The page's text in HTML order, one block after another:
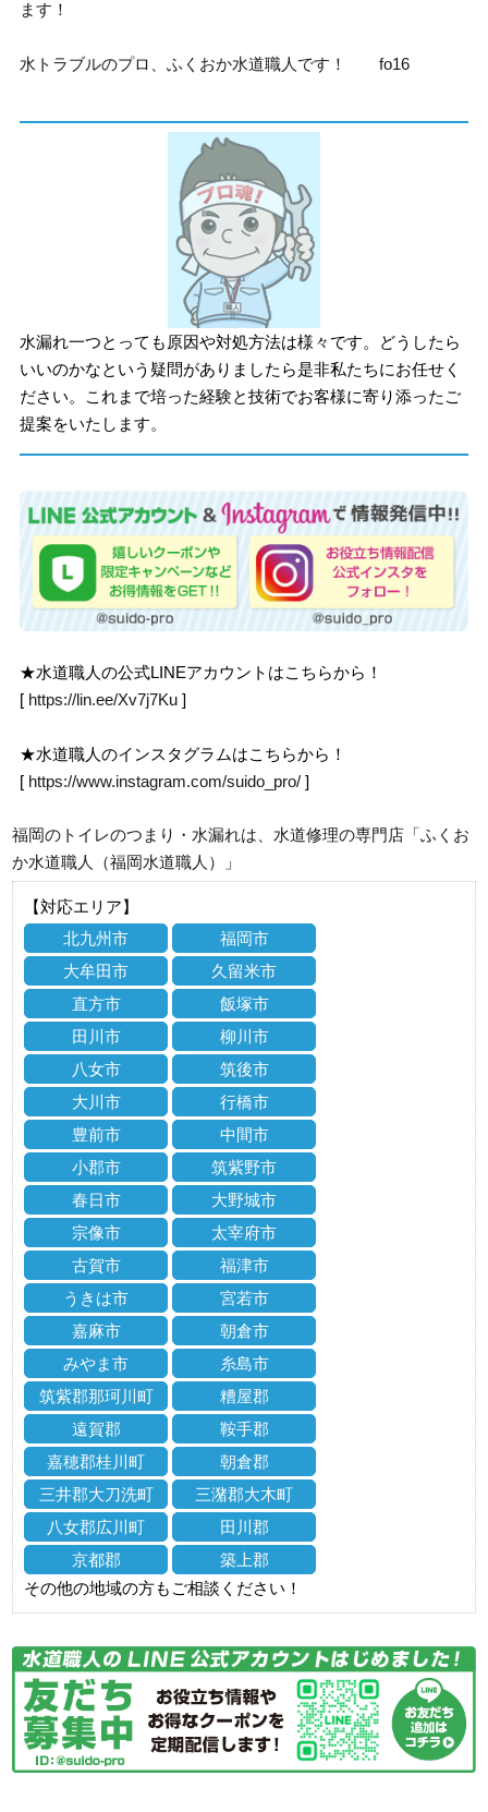
ます！
水トラブルのプロ、ふくおか水道職人です！ fo16
水漏れ一つとっても原因や対処方法は様々です。どうしたら
いいのかなという疑問がありましたら是非私たちにお任せく
ださい。これまで培った経験と技術でお客様に寄り添ったご
提案をいたします。
★水道職人の公式LINEアカウントはこちらから！
[ https://lin.ee/Xv7j7Ku ]
★水道職人のインスタグラムはこちらから！
[ https://www.instagram.com/suido_pro/ ]
福岡のトイレのつまり・水漏れは、水道修理の専門店「ふくお
か水道職人（福岡水道職人）」
【対応エリア】
北九州市
福岡市
大牟田市
久留米市
直方市
飯塚市
田川市
柳川市
八女市
筑後市
大川市
行橋市
豊前市
中間市
小郡市
筑紫野市
春日市
大野城市
宗像市
太宰府市
古賀市
福津市
うきは市
宮若市
嘉麻市
朝倉市
みやま市
糸島市
筑紫郡那珂川町
糟屋郡
遠賀郡
鞍手郡
嘉穂郡桂川町
朝倉郡
三井郡大刀洗町
三潴郡大木町
八女郡広川町
田川郡
京都郡
築上郡
その他の地域の方もご相談ください！